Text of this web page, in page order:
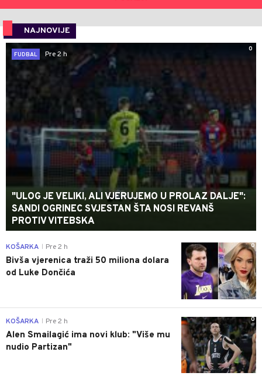
NAJNOVIJE
0
FUDBAL
Pre 2 h
"ULOG JE VELIKI, ALI VJERUJEMO U PROLAZ DALJE":
SANDI OGRINEC SVJESTAN ŠTA NOSI REVANŠ
PROTIV VITEBSKA
0
KOŠARKA Pre 2 h
Bivša vjerenica traži 50 miliona dolara
od Luke Dončića
0
KOŠARKA Pre 2 h
Alen Smailagić ima novi klub: "Više mu
nudio Partizan"